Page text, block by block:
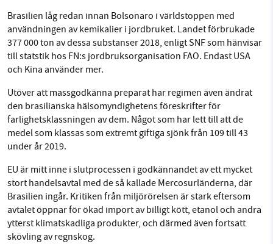
Brasilien låg redan innan Bolsonaro i världstoppen med
användningen av kemikalier i jordbruket. Landet förbrukade
377 000 ton av dessa substanser 2018, enligt SNF som hänvisar
till statstik hos FN:s jordbruksorganisation FAO. Endast USA
och Kina använder mer.
Utöver att massgodkänna preparat har regimen även ändrat
den brasilianska hälsomyndighetens föreskrifter för
farlighetsklassningen av dem. Något som har lett till att de
medel som klassas som extremt giftiga sjönk från 109 till 43
under år 2019.
EU är mitt inne i slutprocessen i godkännandet av ett mycket
stort handelsavtal med de så kallade Mercosurländerna, där
Brasilien ingår. Kritiken från miljörörelsen är stark eftersom
avtalet öppnar för ökad import av billigt kött, etanol och andra
ytterst klimatskadliga produkter, och därmed även fortsatt
skövling av regnskog.